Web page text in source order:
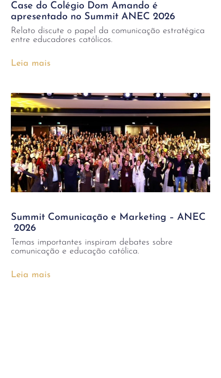
Case do Colégio Dom Amando é
apresentado no Summit ANEC 2026
Relato discute o papel da comunicação estratégica
entre educadores católicos.
Leia mais
Summit Comunicação e Marketing – ANEC
2026
Temas importantes inspiram debates sobre
comunicação e educação católica.
Leia mais